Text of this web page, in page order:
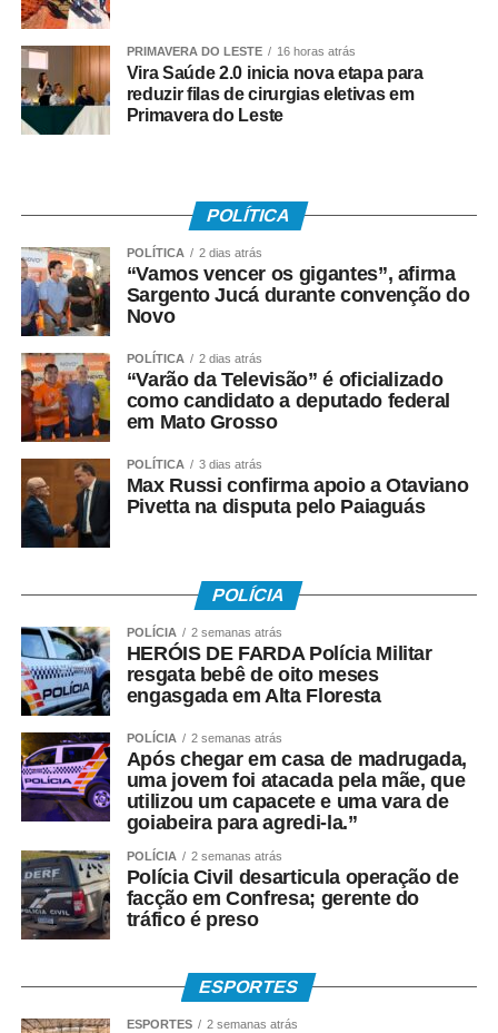
PRIMAVERA DO LESTE 16 horas atrás
Vira Saúde 2.0 inicia nova etapa para
reduzir filas de cirurgias eletivas em
Primavera do Leste
POLÍTICA
POLÍTICA 2 dias atrás
“Vamos vencer os gigantes”, afirma
Sargento Jucá durante convenção do
Novo
POLÍTICA 2 dias atrás
“Varão da Televisão” é oficializado
como candidato a deputado federal
em Mato Grosso
POLÍTICA 3 dias atrás
Max Russi confirma apoio a Otaviano
Pivetta na disputa pelo Paiaguás
POLÍCIA
POLÍCIA 2 semanas atrás
HERÓIS DE FARDA Polícia Militar
resgata bebê de oito meses
engasgada em Alta Floresta
POLÍCIA 2 semanas atrás
Após chegar em casa de madrugada,
uma jovem foi atacada pela mãe, que
utilizou um capacete e uma vara de
goiabeira para agredi-la.”
POLÍCIA 2 semanas atrás
Polícia Civil desarticula operação de
facção em Confresa; gerente do
tráfico é preso
ESPORTES
ESPORTES 2 semanas atrás